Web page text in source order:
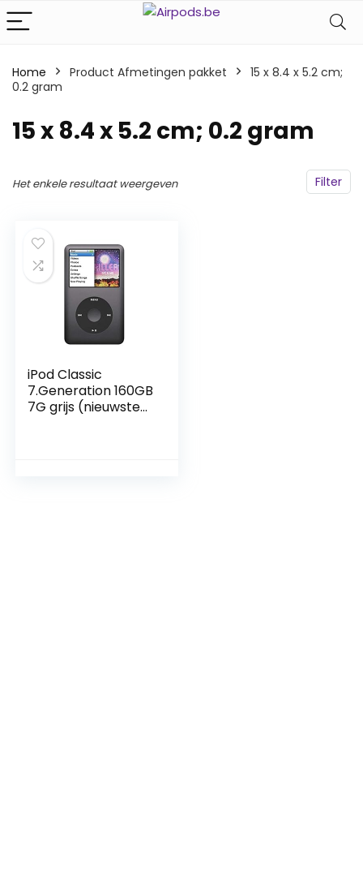
Home Product Afmetingen pakket
‎15 x 8.4 x 5.2 cm;
0.2 gram
‎15 x 8.4 x 5.2 cm; 0.2 gram
Filter
Het enkele resultaat weergeven
iPod Classic
7.Generation 160GB
7G grijs (nieuwste